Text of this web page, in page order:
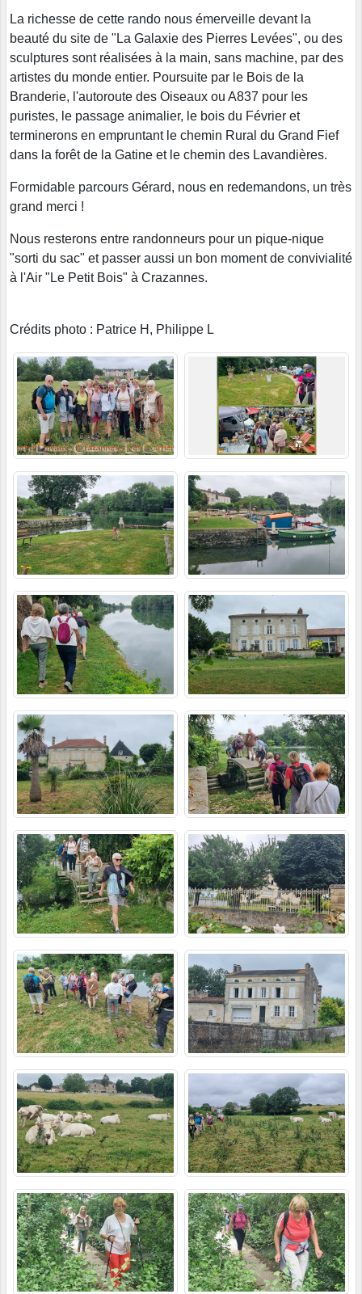
La richesse de cette rando nous émerveille devant la
beauté du site de "La Galaxie des Pierres Levées", ou des
sculptures sont réalisées à la main, sans machine, par des
artistes du monde entier. Poursuite par le Bois de la
Branderie, l'autoroute des Oiseaux ou A837 pour les
puristes, le passage animalier, le bois du Février et
terminerons en empruntant le chemin Rural du Grand Fief
dans la forêt de la Gatine et le chemin des Lavandières.
Formidable parcours Gérard, nous en redemandons, un très
grand merci !
Nous resterons entre randonneurs pour un pique-nique
"sorti du sac" et passer aussi un bon moment de convivialité
à l'Air "Le Petit Bois" à Crazannes.
Crédits photo : Patrice H, Philippe L